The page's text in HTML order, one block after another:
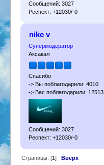
Сообщений: 3027
Респект: +12030/-0
nike v
Супермодератор
Аксакал
Спасибо
-> Вы поблагодарили: 4010
-> Вас поблагодарили: 12513
Сообщений: 3027
Респект: +12030/-0
Страницы: [1]Вверх